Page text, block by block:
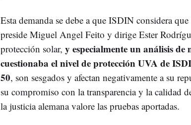
Esta demanda se debe a que ISDIN considera
preside Miguel Angel Feito y dirige Ester
protección solar, y especialmente un análisis de
cuestionaba el nivel de protección UVA de
50, son sesgados y afectan negativamente a su
su compromiso con la transparencia y la calidad
la justicia alemana valore las pruebas aportadas.